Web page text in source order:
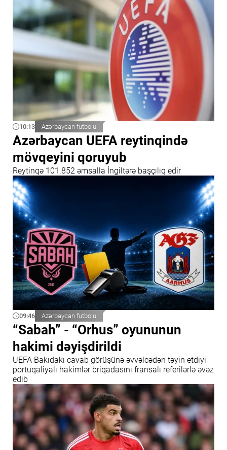
10:13 Azərbaycan futbolu
Azərbaycan UEFA reytinqində
mövqeyini qoruyub
Reytinqə 101.852 əmsalla İngiltərə başçılıq edir
09:46 Azərbaycan futbolu
“Sabah” - “Orhus” oyununun
hakimi dəyişdirildi
UEFA Bakıdakı cavab görüşünə əvvəlcədən təyin etdiyi
portuqaliyalı hakimlər briqadasını fransalı referilərlə əvəz
edib